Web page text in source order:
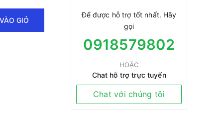
GIỎ
Để được hỗ trợ tốt nhất. Hãy
gọi
0918579802
HOẶC
Chat hỗ trợ trực tuyến
Chat với chúng tôi